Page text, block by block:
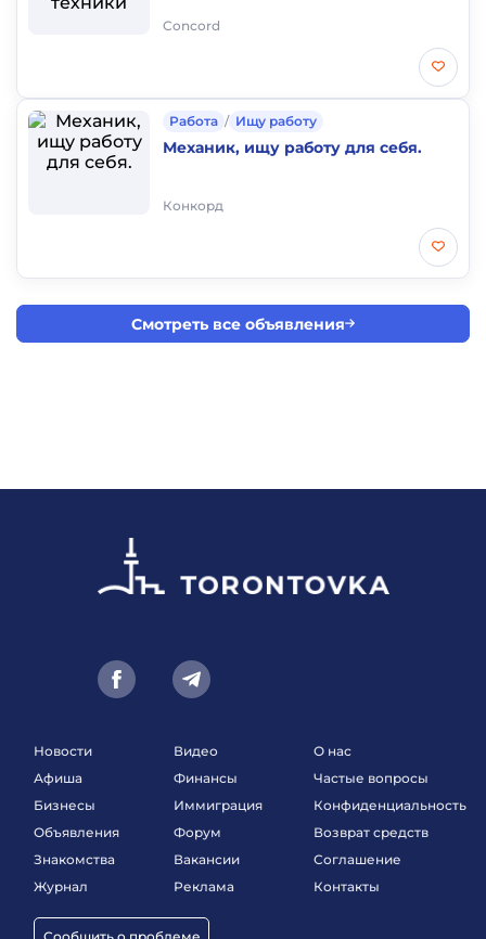
Concord
Работа / Ищу работу
Механик, ищу работу для себя.
Конкорд
Смотреть все объявления
Новости
Афиша
Бизнесы
Объявления
Знакомства
Журнал
Видео
Финансы
Иммиграция
Форум
Вакансии
Реклама
О нас
Частые вопросы
Конфиденциальность
Возврат средств
Соглашение
Контакты